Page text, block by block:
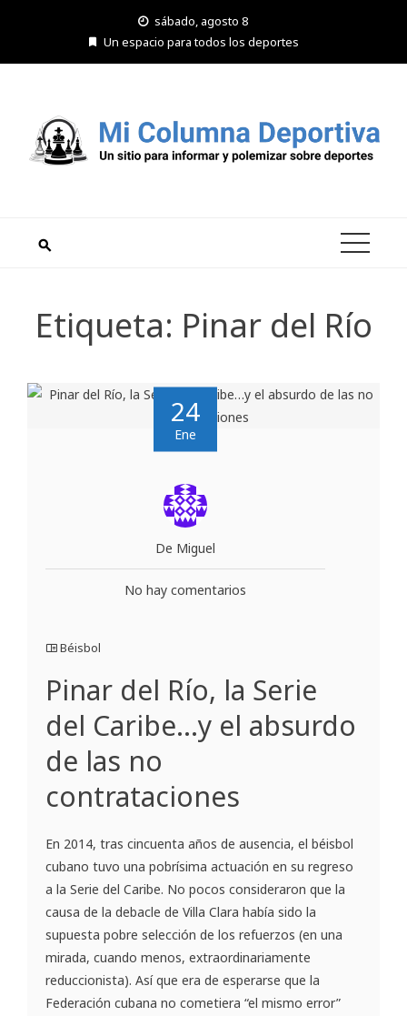
sábado, agosto 8
Un espacio para todos los deportes
Etiqueta: Pinar del Río
24
Ene
De Miguel
No hay comentarios
Béisbol
Pinar del Río, la Serie
del Caribe…y el absurdo
de las no
contrataciones
En 2014, tras cincuenta años de ausencia, el béisbol
cubano tuvo una pobrísima actuación en su regreso
a la Serie del Caribe. No pocos consideraron que la
causa de la debacle de Villa Clara había sido la
supuesta pobre selección de los refuerzos (en una
mirada, cuando menos, extraordinariamente
reduccionista). Así que era de esperarse que la
Federación cubana no cometiera “el mismo error”